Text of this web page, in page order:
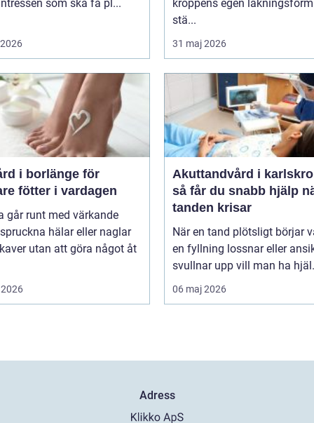
som ska få pl...
kroppens egen
stä...
31 maj 2026
i borlänge för
fötter i vardagen
går runt med värkande
hälar eller naglar
utan att göra något åt
Akuttandvård i
så får du snabb hjälp
tanden krisar
När en tand plötsligt börjar
en fyllning lossnar eller
svullnar upp vill man ha
06 maj 2026
Adress